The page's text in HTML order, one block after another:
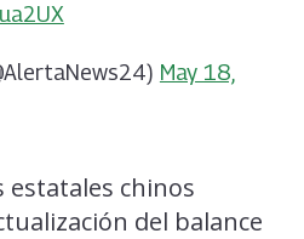
May 18,
estatales chinos
del balance